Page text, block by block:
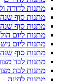
מתנות לדודה
מתנות סוף שנה
מתנות סוף
מתנות ליום
מתנות ליום
מתנות סוף שנה
מתנות לבר
מתנות לבת
מתנות לחינה